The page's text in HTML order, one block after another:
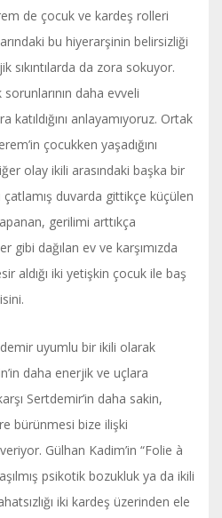
de çocuk ve kardeş rolleri
bu hiyerarşinin belirsizliği
sıkıntılarda da zora sokuyor.
daha evveli
katıldığını anlayamıyoruz. Ortak
çocukken yaşadığını
olay ikili arasındaki başka bir
çatlamış duvarda gittikçe küçülen
gerilimi arttıkça
gibi dağılan ev ve karşımızda
aldığı iki yetişkin çocuk ile baş
uyumlu bir ikili olarak
daha enerjik ve uçlara
Sertdemir’in daha sakin,
bürünmesi bize ilişki
Gülhan Kadim’in “Folie à
psikotik bozukluk ya da ikili
iki kardeş üzerinden ele